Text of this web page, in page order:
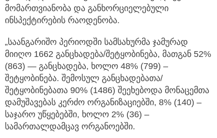
მომართვიანობა და განხორციელებული
ინსპექტირების რაოდენობა.
„საანგარიშო პერიოდში სამსახურმა ჯამურად
მიიღო 1662 განცხადება/შეტყობინება, მათგან 52%
(863) — განცხადება, ხოლო 48% (799) –
შეტყობინება. შემოსულ განცხადებათა/
შეტყობინებათა 90% (1486) შეეხებოდა მონაცემთა
დამუშავებას კერძო ორგანიზაციებში, 8% (140) –
საჯარო უწყებებში, ხოლო 2% (36) –
სამართალდამცავ ორგანოებში.